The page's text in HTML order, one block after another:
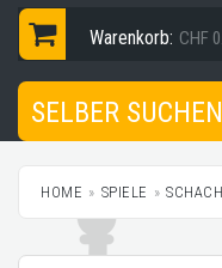
Warenkorb: CHF
SELBER
HOME SPIELE